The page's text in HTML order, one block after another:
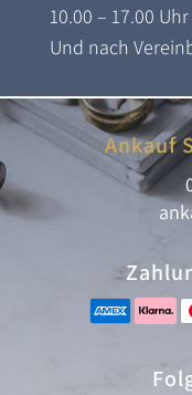
10.00 – 17.00 Uhr
Und nach
Ankauf